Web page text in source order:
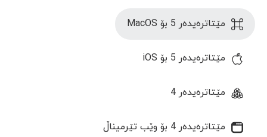
مێتاترەیدەر 5 بۆ MacOS
مێتاترەیدەر 5 بۆ iOS
مێتاترەیدەر 4
مێتاترەیدەر 4 بۆ وێب تێرمیناڵ